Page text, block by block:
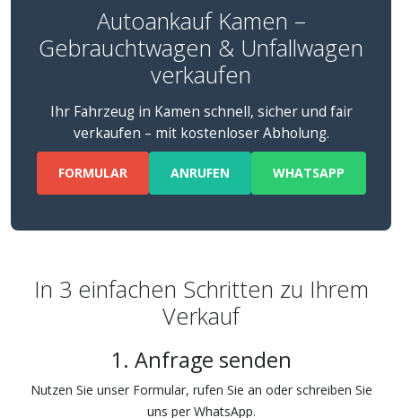
Autoankauf Kamen –
Gebrauchtwagen & Unfallwagen
verkaufen
Ihr Fahrzeug in Kamen schnell, sicher und fair
verkaufen – mit kostenloser Abholung.
FORMULAR ANRUFEN WHATSAPP
In 3 einfachen Schritten zu Ihrem
Verkauf
1. Anfrage senden
Nutzen Sie unser Formular, rufen Sie an oder schreiben Sie
uns per WhatsApp.